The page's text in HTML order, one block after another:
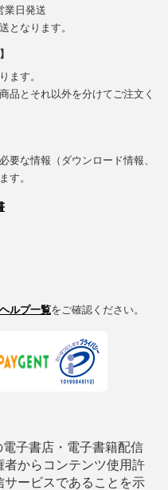
業日発送
となります。
ます。
品とそれ以外を分けてご注文く
要な情報（ダウンロード情報、
す。
ヘルプ一覧をご確認ください。
子書店・電子書籍配信
者からコンテンツ使用許
サービスであることを示